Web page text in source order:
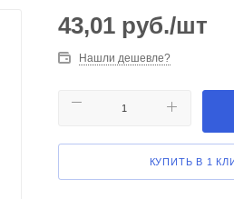
43,01 руб./шт
Нашли дешевле?
КУПИТЬ В 1